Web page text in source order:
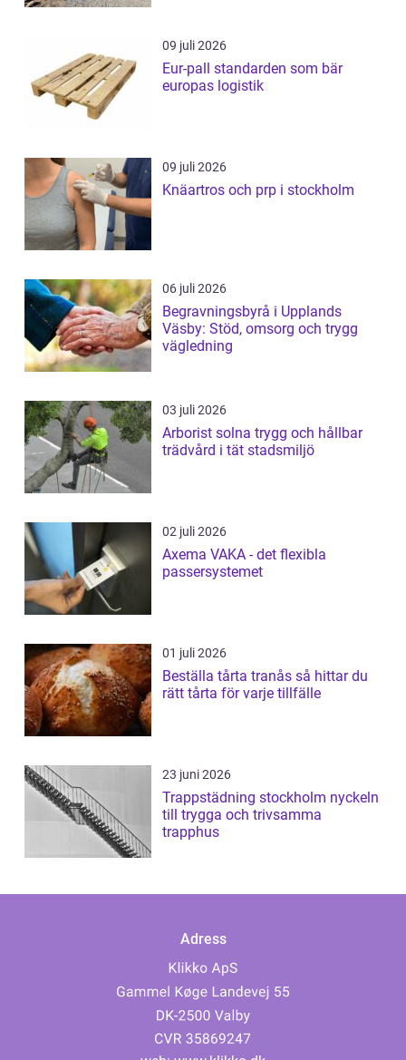
09 juli 2026
Eur-pall standarden som bär
europas logistik
09 juli 2026
Knäartros och prp i stockholm
06 juli 2026
Begravningsbyrå i Upplands
Väsby: Stöd, omsorg och trygg
vägledning
03 juli 2026
Arborist solna trygg och hållbar
trädvård i tät stadsmiljö
02 juli 2026
Axema VAKA - det flexibla
passersystemet
01 juli 2026
Beställa tårta tranås så hittar du
rätt tårta för varje tillfälle
23 juni 2026
Trappstädning stockholm nyckeln
till trygga och trivsamma
trapphus
Adress